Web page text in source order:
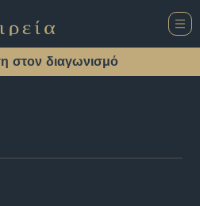
στον διαγωνισμό